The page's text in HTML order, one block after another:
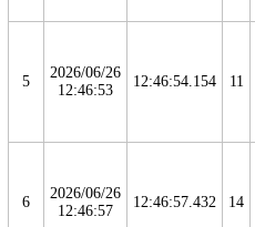
5
2026/06/26
12:46:53
12:46:54.154 11
6
2026/06/26
12:46:57
12:46:57.432 14